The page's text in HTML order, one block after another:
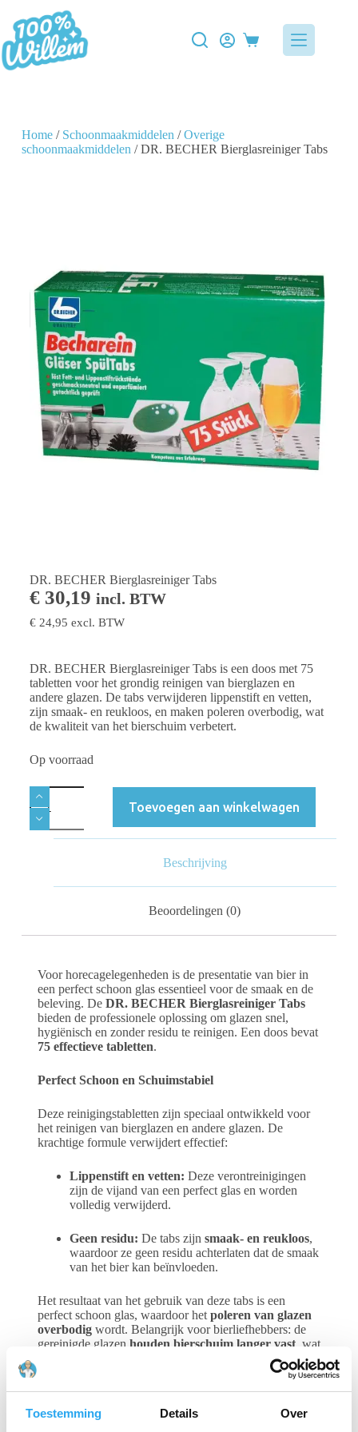
Toestemming Details Over
Home/ Schoonmaakmiddelen /Overige
schoonmaakmiddelen / DR. BECHER Bierglasreiniger Tabs
DR. BECHER Bierglasreiniger Tabs
€30,19 incl. BTW
€24,95 excl. BTW
DR. BECHER Bierglasreiniger Tabs is een doos met 75
tabletten voor het grondig reinigen van bierglazen en
andere glazen. De tabs verwijderen lippenstift en vetten,
zijn smaak- en reukloos, en maken poleren overbodig, wat
de kwaliteit van het bierschuim verbetert.
Op voorraad
Toevoegen aan winkelwagen
Beschrijving
Beoordelingen (0)
Voor horecagelegenheden is de presentatie van bier in
een perfect schoon glas essentieel voor de smaak en de
beleving. De DR. BECHER Bierglasreiniger Tabs
bieden de professionele oplossing om glazen snel,
hygiënisch en zonder residu te reinigen. Een doos bevat
75 effectieve tabletten.
Perfect Schoon en Schuimstabiel
Deze reinigingstabletten zijn speciaal ontwikkeld voor
het reinigen van bierglazen en andere glazen. De
krachtige formule verwijdert effectief:
Lippenstift en vetten: Deze verontreinigingen
zijn de vijand van een perfect glas en worden
volledig verwijderd.
Geen residu: De tabs zijn smaak- en reukloos,
waardoor ze geen residu achterlaten dat de smaak
van het bier kan beïnvloeden.
Het resultaat van het gebruik van deze tabs is een
perfect schoon glas, waardoor het poleren van glazen
overbodigwordt. Belangrijk voor bierliefhebbers: de
gereinigde glazen houden bierschuim langer vast, wat
Efficiëntie en Onderhoud